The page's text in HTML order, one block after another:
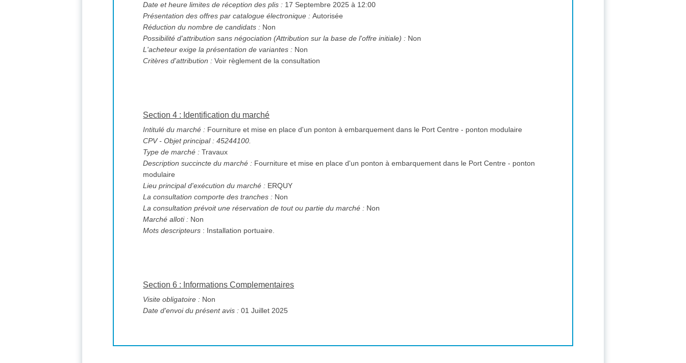
Date et heure limites de réception des plis : 17 Septembre 2025 à 12:00
Présentation des offres par catalogue électronique : Autorisée
Réduction du nombre de candidats : Non
Possibilité d'attribution sans négociation (Attribution sur la base de l'offre initiale) : Non
L'acheteur exige la présentation de variantes : Non
Critères d'attribution : Voir règlement de la consultation
Section 4 : Identification du marché
Intitulé du marché : Fourniture et mise en place d'un ponton à embarquement dans le Port Centre - ponton modulaire
CPV- Objet principal : 45244100.
Type de marché : Travaux
Description succincte du marché : Fourniture et mise en place d'un ponton à embarquement dans le Port Centre - ponton
modulaire
Lieu principal d'exécution du marché : ERQUY
La consultation comporte des tranches : Non
La consultation prévoit une réservation de tout ou partie du marché : Non
Marché alloti : Non
Mots descripteurs : Installation portuaire.
Section 6 : Informations Complementaires
Visite obligatoire : Non
Date d'envoi du présent avis : 01 Juillet 2025